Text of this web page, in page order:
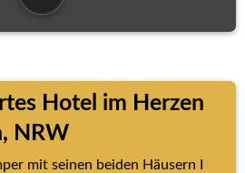
Hotel im Herzen
NRW
mit seinen beiden Häusern I